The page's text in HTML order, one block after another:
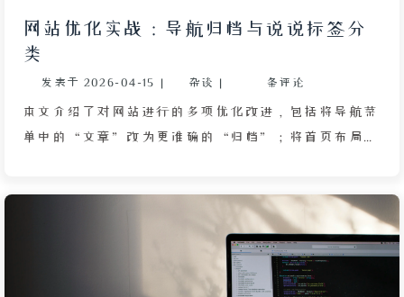
网站优化实战：导航归档与说说标签分
类
发表于 2026-04-15 | 杂谈 | 条评论
本文介绍了对网站进行的多项优化改进，包括将导航菜
单中的“文章”改为更准确的“归档”；将首页布局的
览效率；以及为所有说说条目添加标签分类功能，涵盖
生活、美食、技术、娱乐等类别，方便访客筛选查找。
文章也提及了后续将布局和分页改回原设置的调整。这
些改动从用户体验出发，使网站内容组织更清晰、浏览